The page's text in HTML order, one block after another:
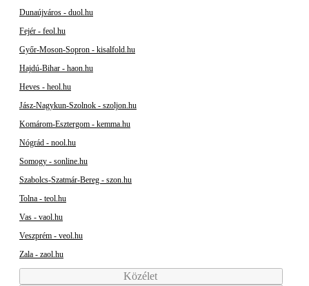
Dunaújváros - duol.hu
Fejér - feol.hu
Győr-Moson-Sopron - kisalfold.hu
Hajdú-Bihar - haon.hu
Heves - heol.hu
Jász-Nagykun-Szolnok - szoljon.hu
Komárom-Esztergom - kemma.hu
Nógrád - nool.hu
Somogy - sonline.hu
Szabolcs-Szatmár-Bereg - szon.hu
Tolna - teol.hu
Vas - vaol.hu
Veszprém - veol.hu
Zala - zaol.hu
Közélet